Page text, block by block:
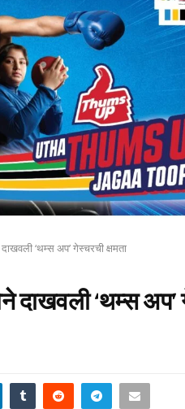
‘थम्‍स अप’ गेस्‍चरची क्षमता
दाखवली ‘थम्‍स